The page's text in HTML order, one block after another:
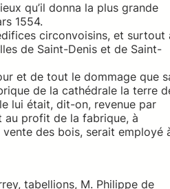
qu’il donna la plus grande
1554.
circonvoisins, et surtout
de Saint-Denis et de Saint-
et de tout le dommage que
de la cathédrale la terre
lui était, dit-on, revenue par
au profit de la fabrique, à
des bois, serait employé
tabellions, M. Philippe de